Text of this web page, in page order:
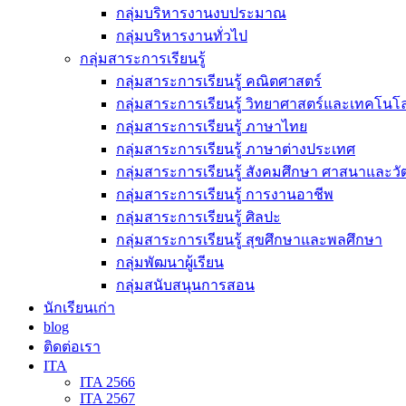
กลุ่มบริหารงานงบประมาณ
กลุ่มบริหารงานทั่วไป
กลุ่มสาระการเรียนรู้
กลุ่มสาระการเรียนรู้ คณิตศาสตร์
กลุ่มสาระการเรียนรู้ วิทยาศาสตร์และเทคโนโ
กลุ่มสาระการเรียนรู้ ภาษาไทย
กลุ่มสาระการเรียนรู้ ภาษาต่างประเทศ
กลุ่มสาระการเรียนรู้ สังคมศึกษา ศาสนาและ
กลุ่มสาระการเรียนรู้ การงานอาชีพ
กลุ่มสาระการเรียนรู้ ศิลปะ
กลุ่มสาระการเรียนรู้ สุขศึกษาและพลศึกษา
กลุ่มพัฒนาผู้เรียน
กลุ่มสนับสนุนการสอน
นักเรียนเก่า
blog
ติดต่อเรา
ITA
ITA 2566
ITA 2567